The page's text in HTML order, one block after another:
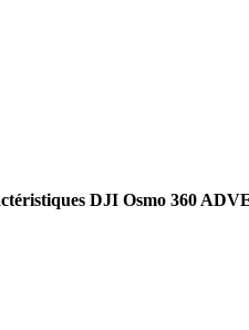
DJI Osmo 360